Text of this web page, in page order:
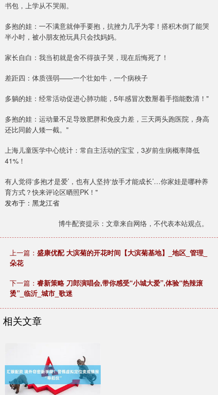
书包，上学从不哭闹。
多抱的娃：一不满意就伸手要抱，抗挫力几乎为零！搭积木倒了能哭
半小时，被小朋友抢玩具只会找妈妈。
家长自白：我当初就是舍不得孩子哭，现在后悔死了！
差距四：体质强弱——一个壮如牛，一个病秧子
多躺的娃：经常活动促进心肺功能，5年感冒次数掰着手指能数清！"
多抱的娃：运动量不足导致肥胖和免疫力差，三天两头跑医院，身高
还比同龄人矮一截。"
上海儿童医学中心统计：常自主活动的宝宝，3岁前生病概率降低
41%！
有人觉得‘多抱才是爱’，也有人坚持‘放手才能成长’…你家娃是哪种养
育方式？快来评论区晒照PK！"
发布于：黑龙江省
博牛配资提示：文章来自网络，不代表本站观点。
上一篇： 盛康优配 大滨菊的开花时间【大滨菊基地】_地区_管理_
朵花
下一篇： 睿新策略 刀郎演唱会,带你感受“小城大爱”,体验“热辣滚
烫”_临沂_城市_歌迷
相关文章